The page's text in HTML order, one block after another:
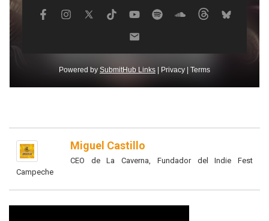
Miguel Castillo
CEO de La Caverna, Fundador del Indie Fest
Campeche